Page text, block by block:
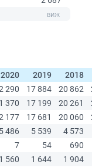
2020 2019
2018